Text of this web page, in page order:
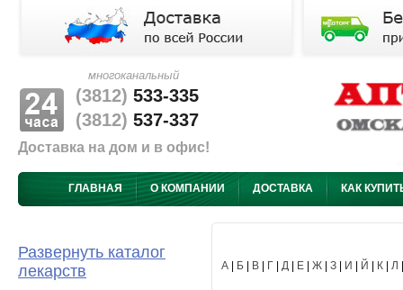
многоканальный
(3812) 533-335
(3812) 537-337
Доставка на дом и в офис!
ГЛАВНАЯ О КОМПАНИИ ДОСТАВКА КАК
Развернуть каталог
лекарств
А Б В Г Д Е Ж З И Й К Л